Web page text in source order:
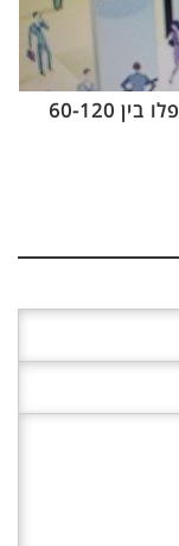
דוח חופש המידע: 9 בקשות מתוך 95 טופלו בין 60-120